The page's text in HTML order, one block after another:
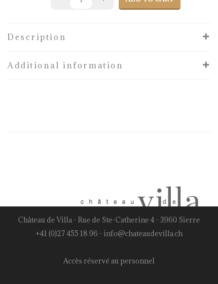
Description
Additional information
Château de Villa - Rue de Ste-Catherine 4 - 3960 Sierre
+41 (0)27 455 18 96 - info@chateaudevilla.ch
Accès réservé au personnel